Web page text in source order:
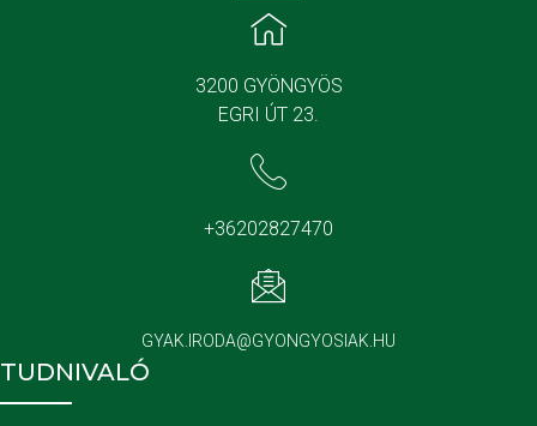
3200 GYÖNGYÖS
EGRI ÚT 23.
+36202827470
GYAK.IRODA@GYONGYOSIAK.HU
TUDNIVALÓ